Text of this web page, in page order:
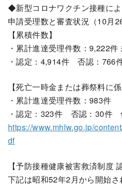
◆新型コロナワクチン接種に
申請受理数と審査状況（10月
【累積件数】
・累計進達受理件数：9,222
・認定：4,914件 否認：766
【死亡一時金または葬祭料に係
・累計進達受理件数：983件
・認定：323件 否認：30件
https://www.mhlw.go.jp/
df
【予防接種健康被害救済制度
下記は昭和52年2月から開始